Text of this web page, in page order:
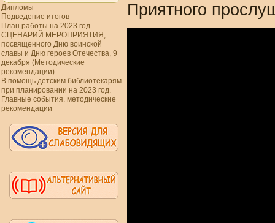
Дипломы
Подведение итогов
План работы на 2023 год
СЦЕНАРИЙ МЕРОПРИЯТИЯ,
посвященного Дню воинской
славы и Дню героев Отечества, 9
декабря (Методические
рекомендации)
В помощь детским библиотекарям
при планировании на 2023 год.
Главные события. методические
рекомендации
Приятного